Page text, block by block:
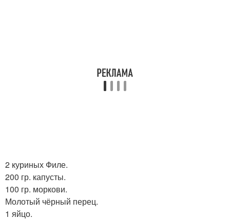
2 куриных Филе.
200 гр. капусты.
100 гр. моркови.
Молотый чёрный перец.
1 яйцо.